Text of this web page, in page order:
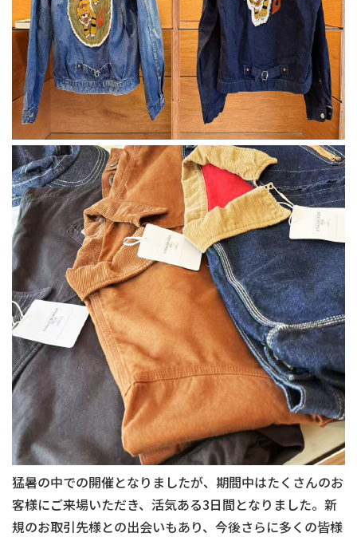
猛暑の中での開催となりましたが、期間中はたくさんのお
客様にご来場いただき、活気ある3日間となりました。新
規のお取引先様との出会いもあり、今後さらに多くの皆様